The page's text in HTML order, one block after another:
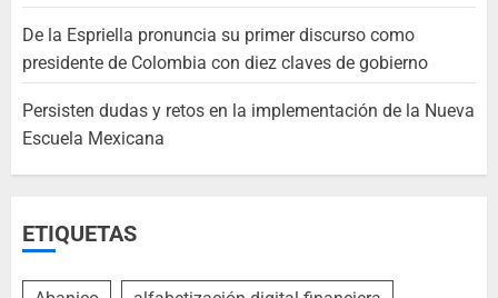
De la Espriella pronuncia su primer discurso como
presidente de Colombia con diez claves de gobierno
Persisten dudas y retos en la implementación de la Nueva
Escuela Mexicana
ETIQUETAS